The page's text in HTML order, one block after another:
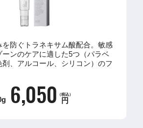
を防ぐトラネキサム酸配合。敏感
ーンのケアに適した5つ（パラベ
剤、アルコール、シリコン）のフ
6,050 （税込）
円